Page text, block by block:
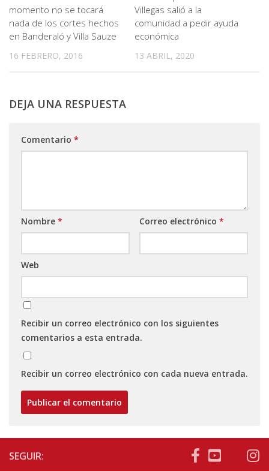
momento no se tocará
nada de los cortes hechos
en Banderaló y Villa Sauze
16 FEBRERO, 2016
Villegas salió a la
comunidad a pedir ayuda
económica
13 ABRIL, 2020
DEJA UNA RESPUESTA
Comentario *
Nombre * Correo electrónico *
Web
Recibir un correo electrónico con los siguientes
comentarios a esta entrada.
Recibir un correo electrónico con cada nueva entrada.
SEGUIR: